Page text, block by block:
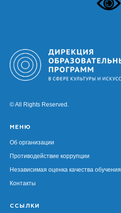
© All Rights Reserved.
МЕНЮ
Об организации
Противодействие коррупции
Независимая оценка качества обучения
Контакты
ССЫЛКИ